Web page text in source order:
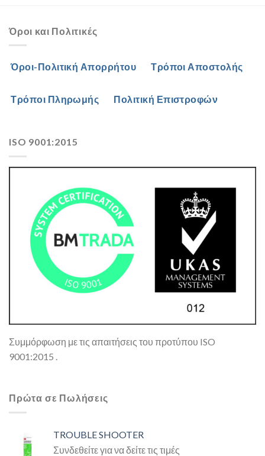
Όροι και Πολιτικές
Όροι-Πολιτική Απορρήτου Τρόποι Αποστολής
Τρόποι Πληρωμής Πολιτική Επιστροφών
ISO 9001:2015
Συμμόρφωση με τις απαιτήσεις του προτύπου ISO
9001:2015 .
Πρώτα σε Πωλήσεις
TROUBLE SHOOTER
Συνδεθείτε για να δείτε τις τιμές